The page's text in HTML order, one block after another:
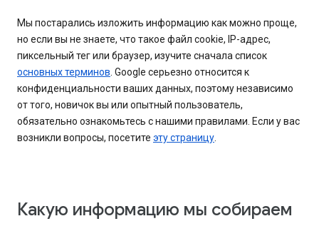
Мы постарались изложить информацию как можно проще,
но если вы не знаете, что такое файл cookie, IP-адрес,
пиксельный тег или браузер, изучите сначала список
основных терминов. Google серьезно относится к
конфиденциальности ваших данных, поэтому независимо
от того, новичок вы или опытный пользователь,
обязательно ознакомьтесь с нашими правилами. Если у вас
возникли вопросы, посетите эту страницу.
Какую информацию мы собираем